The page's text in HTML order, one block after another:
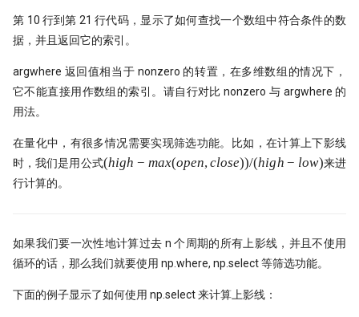
第 10 行到第 21 行代码，显示了如何查找一个数组中符合条件的数
据，并且返回它的索引。
argwhere 返回值相当于 nonzero 的转置，在多维数组的情况下，
它不能直接用作数组的索引。请自行对比 nonzero 与 argwhere 的
用法。
在量化中，有很多情况需要实现筛选功能。比如，在计算上下影线
时，我们是用公式(high -
(high − max(open,close))/(high − low)来进
行计算的。
如果我们要一次性地计算过去 n 个周期的所有上影线，并且不使用
循环的话，那么我们就要使用 np.where, np.select 等筛选功能。
下面的例子显示了如何使用 np.select 来计算上影线：